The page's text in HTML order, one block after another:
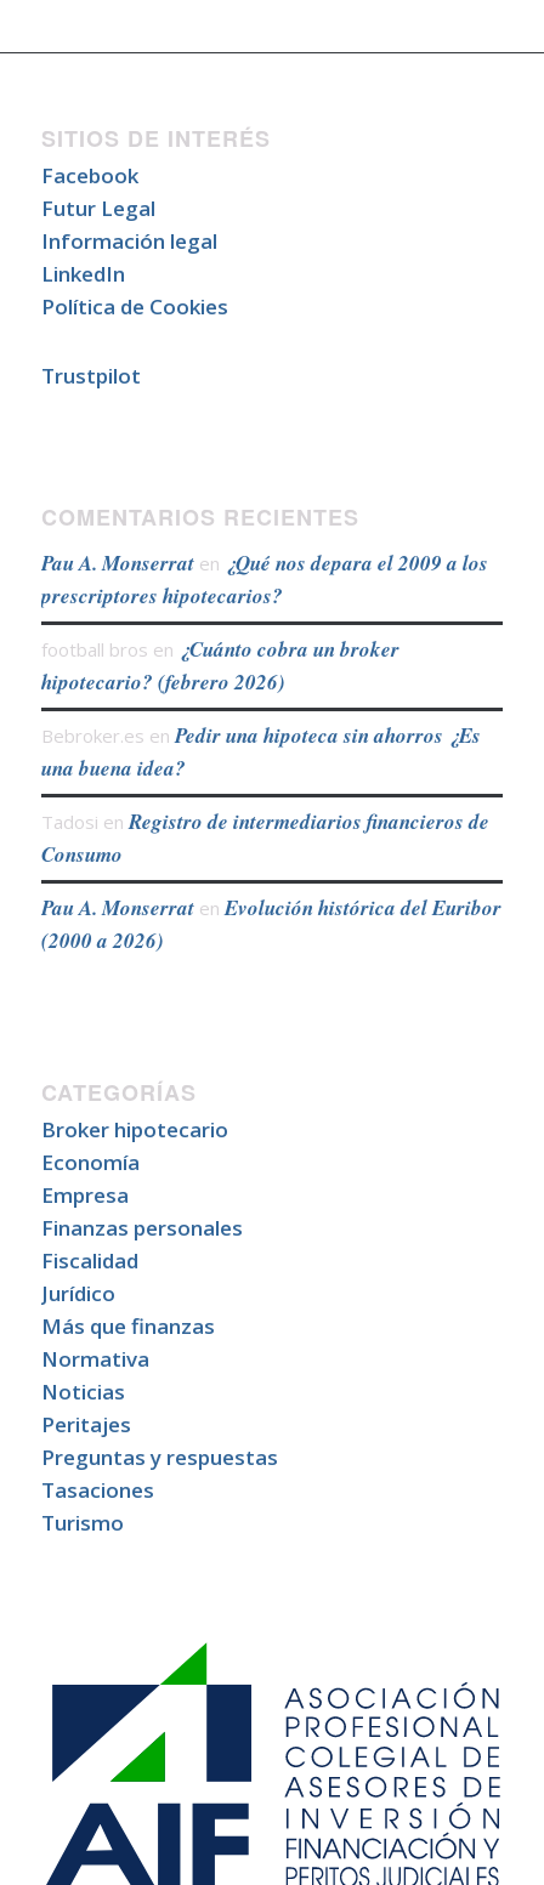
SITIOS DE INTERÉS
Facebook
Futur Legal
Información legal
LinkedIn
Política de Cookies
Trustpilot
COMENTARIOS RECIENTES
Pau A. Monserraten ¿Qué nos depara el 2009 a los
prescriptores hipotecarios?
football bros en ¿Cuánto cobra un broker
hipotecario? (febrero 2026)
Bebroker.es en Pedir una hipoteca sin ahorros ¿Es
una buena idea?
Tadosi en Registro de intermediarios financieros de
Consumo
Pau A. Monserraten Evolución histórica del Euribor
(2000 a 2026)
CATEGORÍAS
Broker hipotecario
Economía
Empresa
Finanzas personales
Fiscalidad
Jurídico
Más que finanzas
Normativa
Noticias
Peritajes
Preguntas y respuestas
Tasaciones
Turismo